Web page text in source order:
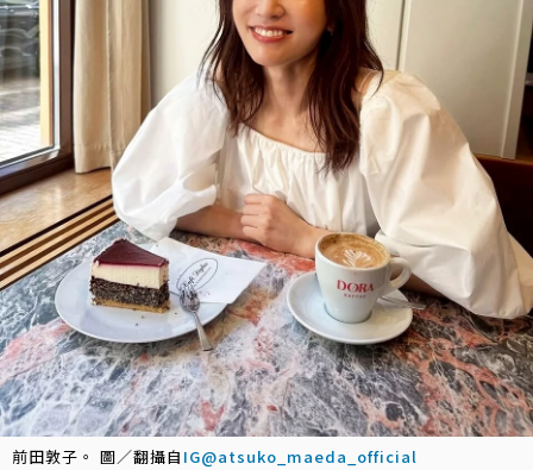
前田敦子。 圖／翻攝自 IG@atsuko_maeda_official